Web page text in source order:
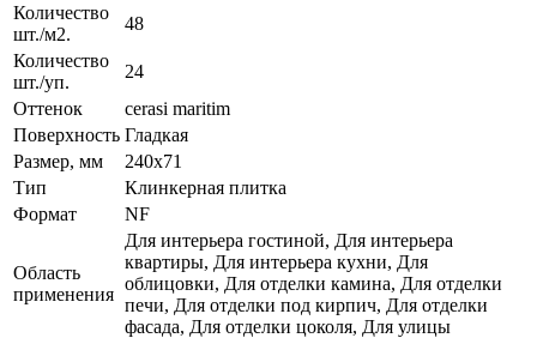
Количество
шт./м2.
48
Количество
шт./уп.
24
Оттенок
cerasi maritim
Поверхность Гладкая
Размер, мм
240x71
Тип
Клинкерная плитка
Формат
NF
Область
применения
Для интерьера гостиной, Для интерьера
квартиры, Для интерьера кухни, Для
облицовки, Для отделки камина, Для отделки
печи, Для отделки под кирпич, Для отделки
фасада, Для отделки цоколя, Для улицы